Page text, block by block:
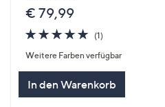
€ 79,99
5.0
von
5
(1)1
Weitere Farben verfügbar
In den Warenkorb